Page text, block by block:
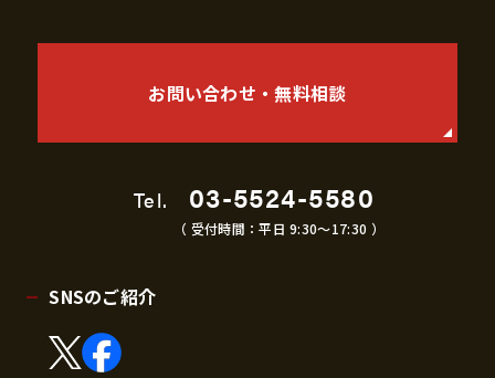
お問い合わせ・無料相談
Tel. 03-5524-5580
（ 受付時間：平日 9:30〜17:30 ）
SNSのご紹介